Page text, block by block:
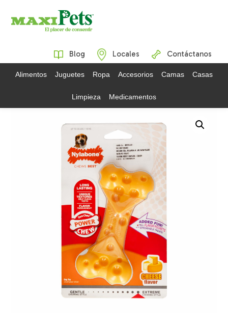
Blog Locales Contáctanos
Alimentos Juguetes Ropa Accesorios Camas Casas
Limpieza Medicamentos